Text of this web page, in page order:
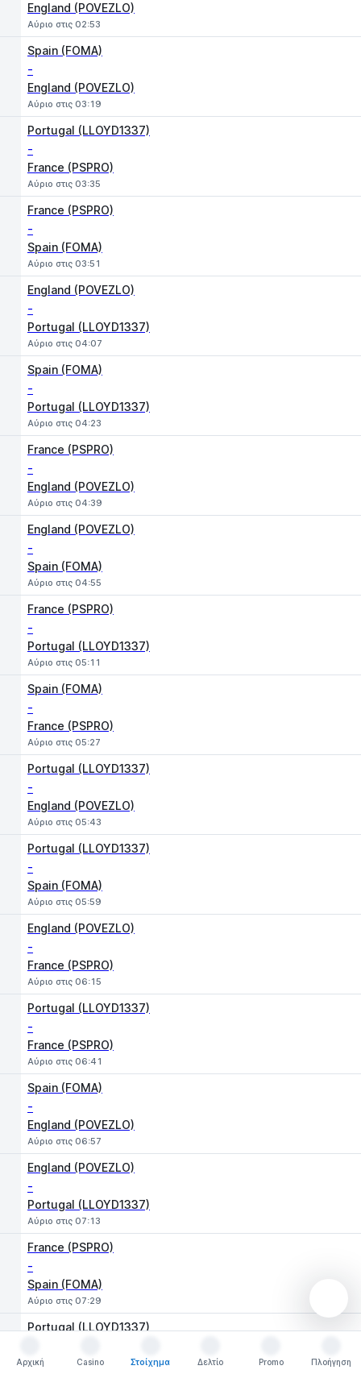
England (POVEZLO)
Αύριο στις 02:53
Spain (FOMA)
-
England (POVEZLO)
Αύριο στις 03:19
Portugal (LLOYD1337)
-
France (PSPRO)
Αύριο στις 03:35
France (PSPRO)
-
Spain (FOMA)
Αύριο στις 03:51
England (POVEZLO)
-
Portugal (LLOYD1337)
Αύριο στις 04:07
Spain (FOMA)
-
Portugal (LLOYD1337)
Αύριο στις 04:23
France (PSPRO)
-
England (POVEZLO)
Αύριο στις 04:39
England (POVEZLO)
-
Spain (FOMA)
Αύριο στις 04:55
France (PSPRO)
-
Portugal (LLOYD1337)
Αύριο στις 05:11
Spain (FOMA)
-
France (PSPRO)
Αύριο στις 05:27
Portugal (LLOYD1337)
-
England (POVEZLO)
Αύριο στις 05:43
Portugal (LLOYD1337)
-
Spain (FOMA)
Αύριο στις 05:59
England (POVEZLO)
-
France (PSPRO)
Αύριο στις 06:15
Portugal (LLOYD1337)
-
France (PSPRO)
Αύριο στις 06:41
Spain (FOMA)
-
England (POVEZLO)
Αύριο στις 06:57
England (POVEZLO)
-
Portugal (LLOYD1337)
Αύριο στις 07:13
France (PSPRO)
-
Spain (FOMA)
Αύριο στις 07:29
Portugal (LLOYD1337)
Spain (FOMA)
Αρχική
Casino
Στοίχημα
Δελτίο
Promo
Πλοήγηση